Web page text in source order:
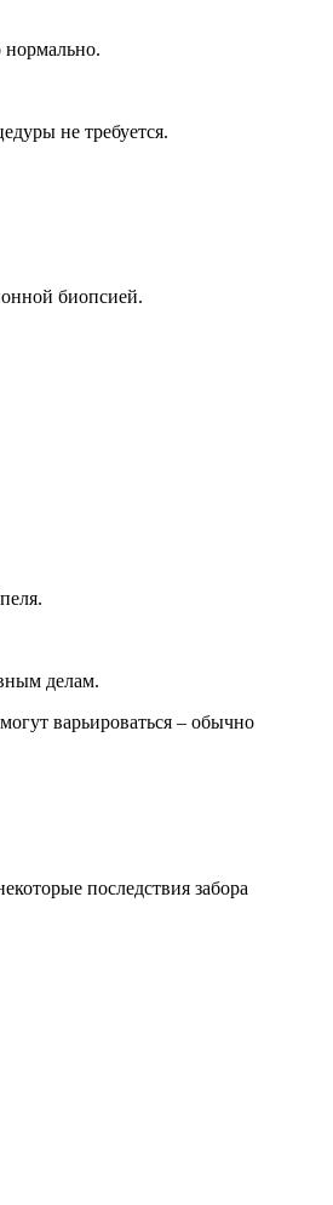
нормально.
не требуется.
биопсией.
делам.
варьироваться – обычно
последствия забора